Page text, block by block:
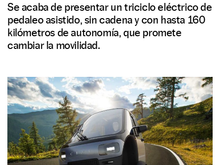
Se acaba de presentar un triciclo eléctrico de
pedaleo asistido, sin cadena y con hasta 160
kilómetros de autonomía, que promete
cambiar la movilidad.